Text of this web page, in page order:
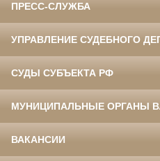
ПРЕСС-СЛУЖБА
УПРАВЛЕНИЕ СУДЕБНОГО
СУДЫ СУБЪЕКТА РФ
МУНИЦИПАЛЬНЫЕ ОРГАНЫ
ВАКАНСИИ